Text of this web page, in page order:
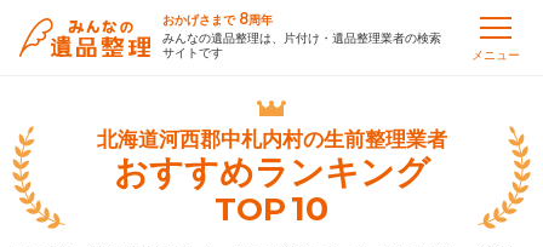
おかげさまで 8周年
みんなの遺品整理は、片付け・遺品整理業者の検索
サイトです
メニュー
北海道河西郡中札内村の生前整理業者
おすすめランキング
TOP10